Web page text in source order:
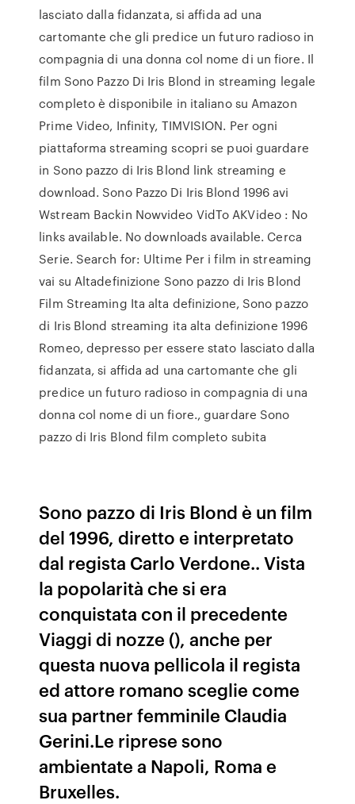
lasciato dalla fidanzata, si affida ad una
cartomante che gli predice un futuro radioso in
compagnia di una donna col nome di un fiore. Il
film Sono Pazzo Di Iris Blond in streaming legale
completo è disponibile in italiano su Amazon
Prime Video, Infinity, TIMVISION. Per ogni
piattaforma streaming scopri se puoi guardare
in Sono pazzo di Iris Blond link streaming e
download. Sono Pazzo Di Iris Blond 1996 avi
Wstream Backin Nowvideo VidTo AKVideo : No
links available. No downloads available. Cerca
Serie. Search for: Ultime Per i film in streaming
vai su Altadefinizione Sono pazzo di Iris Blond
Film Streaming Ita alta definizione, Sono pazzo
di Iris Blond streaming ita alta definizione 1996
Romeo, depresso per essere stato lasciato dalla
fidanzata, si affida ad una cartomante che gli
predice un futuro radioso in compagnia di una
donna col nome di un fiore., guardare Sono
pazzo di Iris Blond film completo subita
Sono pazzo di Iris Blond è un film
del 1996, diretto e interpretato
dal regista Carlo Verdone.. Vista
la popolarità che si era
conquistata con il precedente
Viaggi di nozze (), anche per
questa nuova pellicola il regista
ed attore romano sceglie come
sua partner femminile Claudia
Gerini.Le riprese sono
ambientate a Napoli, Roma e
Bruxelles.